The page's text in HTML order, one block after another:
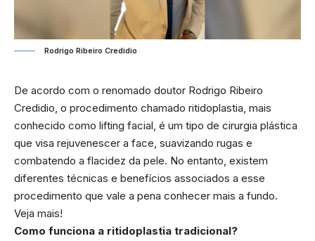
Rodrigo Ribeiro Credidio
De acordo com o renomado doutor Rodrigo Ribeiro
Credidio, o procedimento chamado ritidoplastia, mais
conhecido como lifting facial, é um tipo de cirurgia plástica
que visa rejuvenescer a face, suavizando rugas e
combatendo a flacidez da pele. No entanto, existem
diferentes técnicas e benefícios associados a esse
procedimento que vale a pena conhecer mais a fundo.
Veja mais!
Como funciona a ritidoplastia tradicional?